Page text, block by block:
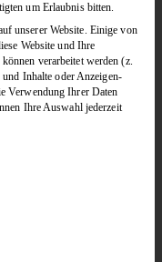
um Erlaubnis bitten.
unserer Website. Einige von
Website und Ihre
können verarbeitet werden (z.
Inhalte oder Anzeigen-
Verwendung Ihrer Daten
Ihre Auswahl jederzeit
für die eine